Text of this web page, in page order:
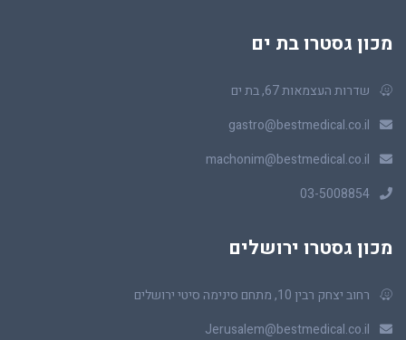
מכון גסטרו בת ים
שדרות העצמאות 67, בת ים
gastro@bestmedical.co.il
machonim@bestmedical.co.il
03-5008854
מכון גסטרו ירושלים
רחוב יצחק רבין 10, מתחם סינימה סיטי ירושלים
Jerusalem@bestmedical.co.il